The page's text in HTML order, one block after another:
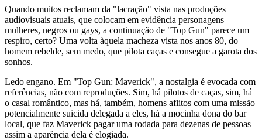
Quando muitos reclamam da "lacração" vista nas produções
audiovisuais atuais, que colocam em evidência personagens
mulheres, negros ou gays, a continuação de "Top Gun" parece um
respiro, certo? Uma volta àquela macheza vista nos anos 80, do
homem rebelde, sem medo, que pilota caças e consegue a garota dos
sonhos.
Ledo engano. Em "Top Gun: Maverick", a nostalgia é evocada com
referências, não com reproduções. Sim, há pilotos de caças, sim, há
o casal romântico, mas há, também, homens aflitos com uma missão
potencialmente suicida delegada a eles, há a mocinha dona do bar
local, que faz Maverick pagar uma rodada para dezenas de pessoas
assim a aparência dela é elogiada.